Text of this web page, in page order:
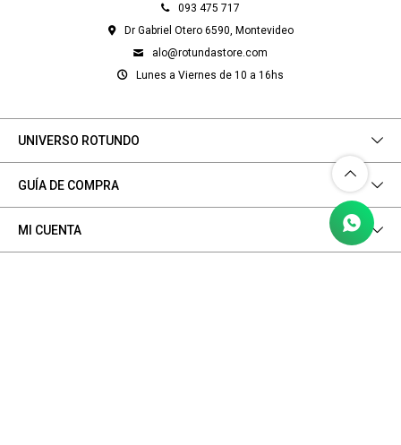
093 475 717
Dr Gabriel Otero 6590, Montevideo
alo@rotundastore.com
Lunes a Viernes de 10 a 16hs
UNIVERSO ROTUNDO
GUÍA DE COMPRA
MI CUENTA